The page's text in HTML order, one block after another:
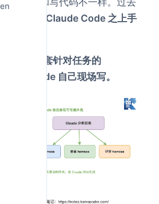
自己在 Claude Code 之上手
话：
这套针对任务的
，Claude 自己现场写。